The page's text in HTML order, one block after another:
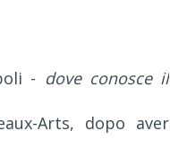
- dove conosce il
Arts, dopo aver